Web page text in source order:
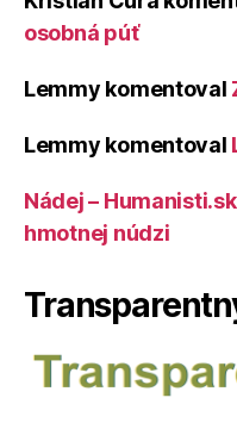
osobná púť
Lemmy komentoval
Lemmy komentoval
Nádej – Humanisti.sk
hmotnej núdzi